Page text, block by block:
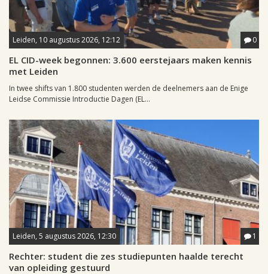
Leiden, 10 augustus 2026, 12:12 0
EL CID-week begonnen: 3.600 eerstejaars maken kennis
met Leiden
In twee shifts van 1.800 studenten werden de deelnemers aan de Enige
Leidse Commissie Introductie Dagen (EL...
Leiden, 5 augustus 2026, 12:30 1
Rechter: student die zes studiepunten haalde terecht
van opleiding gestuurd